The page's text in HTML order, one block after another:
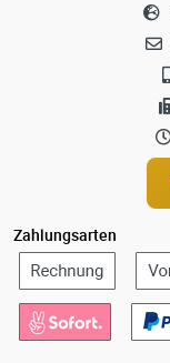
Zahlungsarten